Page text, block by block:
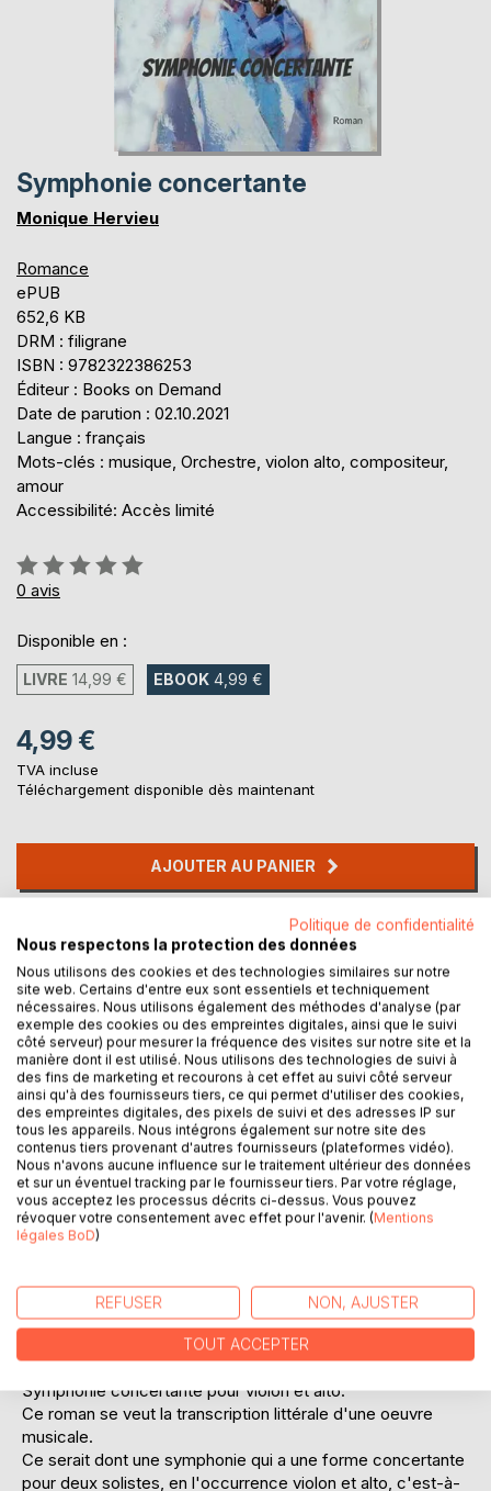
Symphonie concertante
Monique Hervieu
Romance
ePUB
652,6 KB
DRM : filigrane
ISBN : 9782322386253
Éditeur : Books on Demand
Date de parution : 02.10.2021
Langue : français
Mots-clés : musique, Orchestre, violon alto, compositeur,
amour
Accessibilité: Accès limité
Évaluation:
0%
0 avis
Disponible en :
LIVRE 14,99 € EBOOK 4,99 €
4,99 €
TVA incluse
Téléchargement disponible dès maintenant
AJOUTER AU PANIER
Laisser un avis
DESCRIPTION
L'intrigue se déroule de la fin des années 1960 au début
des années 1980 et nous offre une authentique immersion
dans l'univers d'un orchestre philharmonique.
rejoint se situe loin de sa province natale et de ses racines.
Elle va découvrir la vie, rencontrer l'amour avec Christophe,
jeune violoniste et compositeur talentueux, connaître des
joies, des déceptions. Surtout, elle va inspirer cette
Symphonie concertante pour violon et alto.
Ce roman se veut la transcription littérale d'une oeuvre
musicale.
Ce serait dont une symphonie qui a une forme concertante
pour deux solistes, en l'occurrence violon et alto, c'est-à-
Politique de confidentialité
Nous respectons la protection des données
Nous utilisons des cookies et des technologies similaires sur notre
site web. Certains d'entre eux sont essentiels et techniquement
nécessaires. Nous utilisons également des méthodes d'analyse (par
exemple des cookies ou des empreintes digitales, ainsi que le suivi
côté serveur) pour mesurer la fréquence des visites sur notre site et la
manière dont il est utilisé. Nous utilisons des technologies de suivi à
des fins de marketing et recourons à cet effet au suivi côté serveur
ainsi qu'à des fournisseurs tiers, ce qui permet d'utiliser des cookies,
des empreintes digitales, des pixels de suivi et des adresses IP sur
tous les appareils. Nous intégrons également sur notre site des
contenus tiers provenant d'autres fournisseurs (plateformes vidéo).
Nous n'avons aucune influence sur le traitement ultérieur des données
et sur un éventuel tracking par le fournisseur tiers. Par votre réglage,
vous acceptez les processus décrits ci-dessus. Vous pouvez
révoquer votre consentement avec effet pour l'avenir. (Mentions
légales BoD)
REFUSER NON, AJUSTER
TOUT ACCEPTER